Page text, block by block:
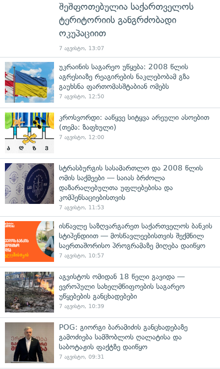
შეშფოთებულია საქართველოს
ტერიტორიის განგრძობადი
ოკუპაციით
7 აგვისტო, 13:07
უკრაინის საგარეო უწყება: 2008 წლის
აგრესიაზე რეაგირების ნაკლებობამ გზა
გაუხსნა ფართომასშტაბიან ომებს
7 აგვისტო, 12:50
კროსვორდი: ააწყვე სიტყვა არეული ასოებით
(თემა: ზაფხული)
7 აგვისტო, 12:00
სტრასბურგის სასამართლო და 2008 წლის
ომის საქმეები — საიას ბრძოლა
დაზარალებულთა უფლებებისა და
კომპენსაციებისთვის
7 აგვისტო, 11:53
ისწავლე საზღვარგარეთ საქართველოს ბანკის
სტიპენდიით — მოსწავლეებისთვის შექმნილ
საერთაშორისო პროგრამაზე მიღება დაიწყო
7 აგვისტო, 10:57
აგვისტოს ომიდან 18 წელი გავიდა —
ევროპული სახელმწიფოების საგარეო
უწყებების განცხადებები
7 აგვისტო, 10:39
POG: გიორგი ბარამიძის განცხადებაზე
გამოძიება სამშობლოს ღალატისა და
საბოტაჟის ფაქტზე დაიწყო
7 აგვისტო, 09:31